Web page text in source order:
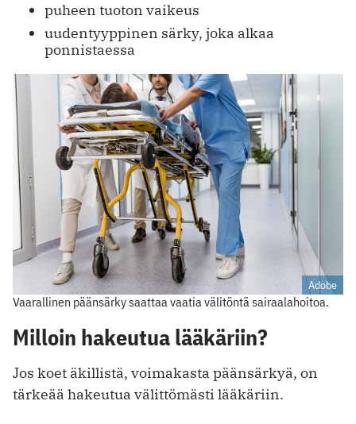
puheen tuoton vaikeus
uudentyyppinen särky, joka alkaa
ponnistaessa
Adobe
Vaarallinen päänsärky saattaa vaatia välitöntä sairaalahoitoa.
Milloin hakeutua lääkäriin?
Jos koet äkillistä, voimakasta päänsärkyä, on
tärkeää hakeutua välittömästi lääkäriin.